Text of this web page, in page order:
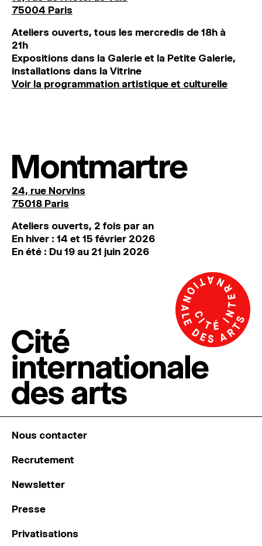
75004 Paris
Ateliers ouverts, tous les mercredis de 18h à
21h
Expositions dans la Galerie et la Petite Galerie,
installations dans la Vitrine
Voir la programmation artistique et culturelle
Montmartre
24, rue Norvins
75018 Paris
Ateliers ouverts, 2 fois par an
En hiver : 14 et 15 février 2026
En été : Du 19 au 21 juin 2026
Nous contacter
Recrutement
Newsletter
Presse
Privatisations